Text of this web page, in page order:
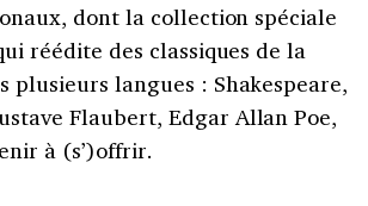
dont la collection spéciale
réédite des classiques de la
langues : Shakespeare,
Flaubert, Edgar Allan Poe,
à (s’)offrir.